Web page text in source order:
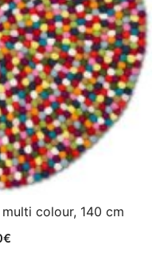
colour, 140 cm
€